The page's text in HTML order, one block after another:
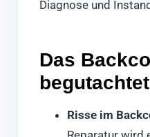
Diagnose und
Das
Risse im